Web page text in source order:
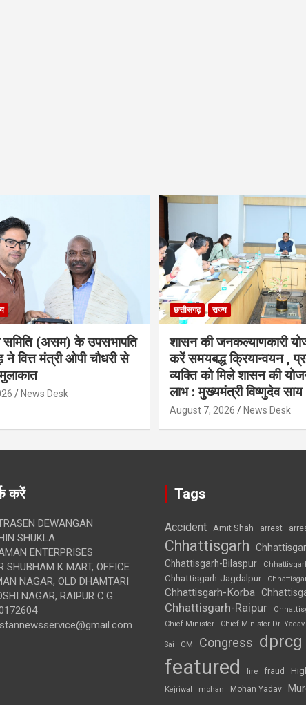
समिति (असम) के उपसभापति
ने वित्त मंत्री ओपी चौधरी से
News Desk
छत्तीसगढ़ राज्य
शासन की जनकल्याणकारी
करें समयबद्ध क्रियान्वयन ,
व्यक्ति को मिले शासन की
लाभ : मुख्यमंत्री विष्णुदेव साय
August 7, 2026 News Desk
करें
DEWANGAN
SHUKLA
ENTERPRISES
SHUBHAM K MART, OFFICE
NAGAR, OLD DHAMTARI
NAGAR, RAIPUR C.G.
Tags
Accident Amit Shah arrest
Chhattisgarh
Chhattisgarh-Bilaspur
Chhattisgarh-Jagdalpur
Chhattisgarh-Korba
Chhattisgarh-Raipur
Chief Minister
Chief Minister Dr. Yadav
Sai CM Congress dprcg
featured fire fraud
Kejriwal mohan Mohan Yadav